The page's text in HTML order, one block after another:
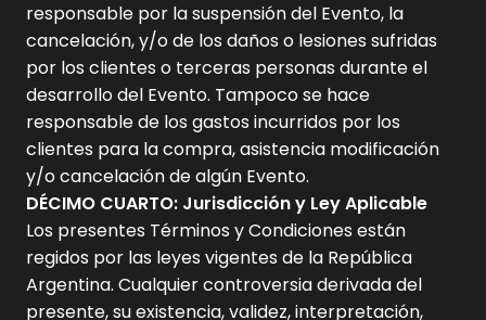
responsable por la suspensión del Evento, la
cancelación, y/o de los daños o lesiones sufridas
por los clientes o terceras personas durante el
desarrollo del Evento. Tampoco se hace
responsable de los gastos incurridos por los
clientes para la compra, asistencia modificación
y/o cancelación de algún Evento.
DÉCIMO CUARTO: Jurisdicción y Ley Aplicable
Los presentes Términos y Condiciones están
regidos por las leyes vigentes de la República
Argentina. Cualquier controversia derivada del
presente, su existencia, validez, interpretación,